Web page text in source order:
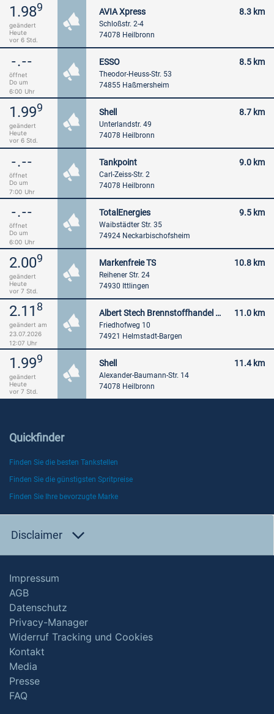
1.989
geändert
Heute
vor 6 Std.
AVIA Xpress 8.3 km
Schloßstr. 2-4
74078 Heilbronn
-.--
öffnet
Do um
6:00 Uhr
ESSO 8.5 km
Theodor-Heuss-Str. 53
74855 Haßmersheim
1.999
geändert
Heute
vor 6 Std.
Shell 8.7 km
Unterlandstr. 49
74078 Heilbronn
-.--
öffnet
Do um
7:00 Uhr
Tankpoint 9.0 km
Carl-Zeiss-Str. 2
74078 Heilbronn
-.--
öffnet
Do um
6:00 Uhr
TotalEnergies 9.5 km
Waibstädter Str. 35
74924 Neckarbischofsheim
2.009
geändert
Heute
vor 7 Std.
Markenfreie TS 10.8 km
Reihener Str. 24
74930 Ittlingen
2.11 8
geändert am
23.07.2026
12:07 Uhr
Albert Stech Brennstoffhandel GmbH 11.0 km
Friedhofweg 10
74921 Helmstadt-Bargen
1.999
geändert
Heute
vor 7 Std.
Shell 11.4 km
Alexander-Baumann-Str. 14
74078 Heilbronn
Quickfinder
Finden Sie die besten Tankstellen
Finden Sie die günstigsten Spritpreise
Finden Sie Ihre bevorzugte Marke
Disclaimer
Impressum
AGB
Datenschutz
Privacy-Manager
Widerruf Tracking und Cookies
Kontakt
Media
Presse
FAQ